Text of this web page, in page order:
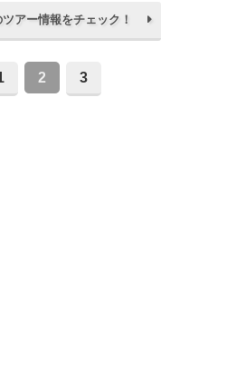
アー情報をチェック！
2 3